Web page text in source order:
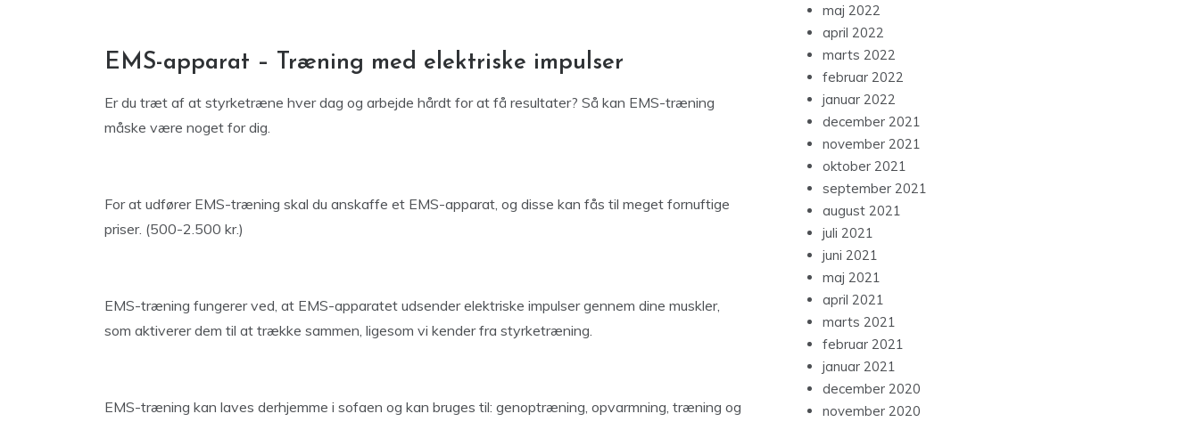
EMS-apparat – Træning med elektriske impulser
Er du træt af at styrketræne hver dag og arbejde hårdt for at få resultater? Så kan EMS-træning
måske være noget for dig.
For at udfører EMS-træning skal du anskaffe et EMS-apparat, og disse kan fås til meget fornuftige
priser. (500-2.500 kr.)
EMS-træning fungerer ved, at EMS-apparatet udsender elektriske impulser gennem dine muskler,
som aktiverer dem til at trække sammen, ligesom vi kender fra styrketræning.
EMS-træning kan laves derhjemme i sofaen og kan bruges til: genoptræning, opvarmning, træning og
maj 2022
april 2022
marts 2022
februar 2022
januar 2022
december 2021
november 2021
oktober 2021
september 2021
august 2021
juli 2021
juni 2021
maj 2021
april 2021
marts 2021
februar 2021
januar 2021
december 2020
november 2020